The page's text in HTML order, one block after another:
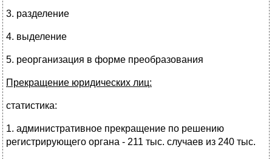
3. разделение
4. выделение
5. реорганизация в форме преобразования
Прекращение юридических лиц:
статистика:
1. административное прекращение по решению
регистрирующего органа - 211 тыс. случаев из 240 тыс.